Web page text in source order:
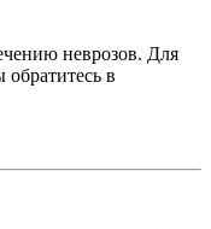
неврозов. Для
в